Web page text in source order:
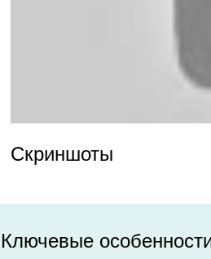
Скриншоты
Ключевые